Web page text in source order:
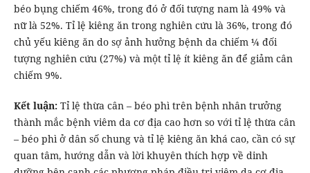
béo bụng chiếm 46%, trong đó ở đối tượng nam là 49% và
nữ là 52%. Tỉ lệ kiêng ăn trong nghiên cứu là 36%, trong đó
chủ yếu kiêng ăn do sợ ảnh hưởng bệnh da chiếm ¼ đối
tượng nghiên cứu (27%) và một tỉ lệ ít kiêng ăn để giảm cân
chiếm 9%.
Kết luận:Tỉ lệ thừa cân – béo phì trên bệnh nhân trưởng
thành mắc bệnh viêm da cơ địa cao hơn so với tỉ lệ thừa cân
– béo phì ở dân số chung và tỉ lệ kiêng ăn khá cao, cần có sự
quan tâm, hướng dẫn và lời khuyên thích hợp về dinh